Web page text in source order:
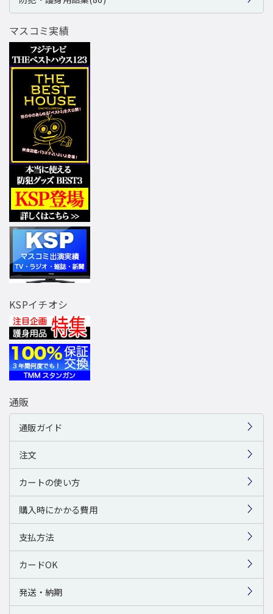
マスコミ実績
KSPイチオシ
通販
通販ガイド
注文
カートの使い方
購入時にかかる費用
支払方法
カードOK
発送・納期